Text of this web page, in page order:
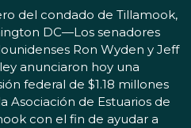
del condado de Tillamook,
DC—Los senadores
Ron Wyden y Jeff
anunciaron hoy una
federal de $1.18 millones
Asociación de Estuarios de
con el fin de ayudar a